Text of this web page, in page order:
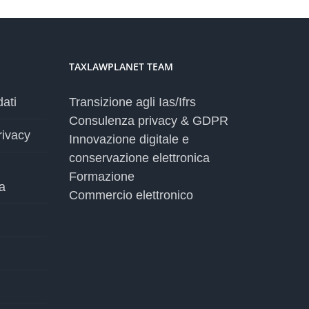
TAXLAWPLANET TEAM
Transizione agli Ias/Ifrs
Consulenza privacy & GDPR
Innovazione digitale e
conservazione elettronica
Formazione
Commercio elettronico